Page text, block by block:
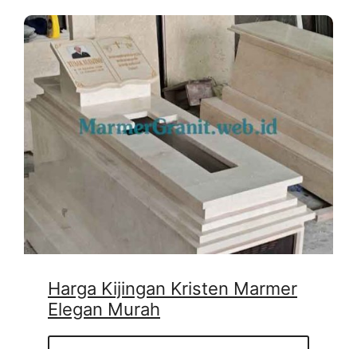
Harga Kijingan Kristen Marmer
Elegan Murah